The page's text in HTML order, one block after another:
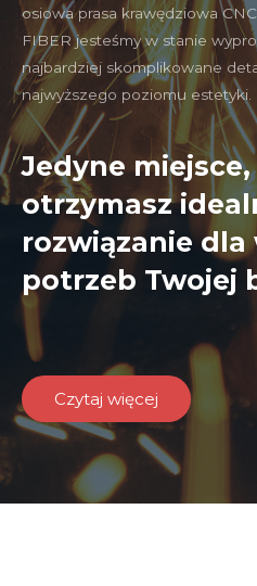
osiowa prasa krawędziowa
FIBER jesteśmy w stanie
najbardziej skomplikowane
najwyższego poziomu estetyki.
Jedyne
otrzymasz
rozwiązanie
potrzeb Twojej
Czytaj więcej